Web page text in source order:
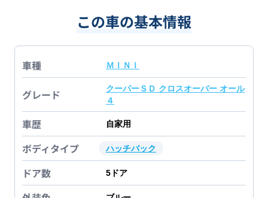
この車の基本情報
車種 ＭＩＮＩ
グレード
クーパーＳＤ クロスオーバー オール
４
車歴 自家用
ボディタイプ ハッチバック
ドア数 5 ドア